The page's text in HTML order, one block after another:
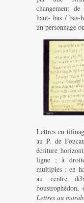
changement de
haut- bas / bas-
un personnage
Lettres en
au P. de
écriture
ligne ; à
multiples : en
au centre
Lettres au